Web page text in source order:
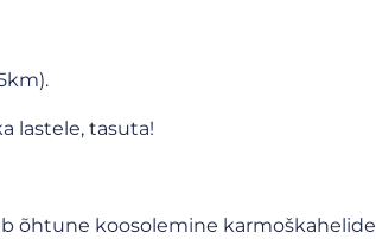
lastele, tasuta!
õhtune koosolemine karmoškahelide